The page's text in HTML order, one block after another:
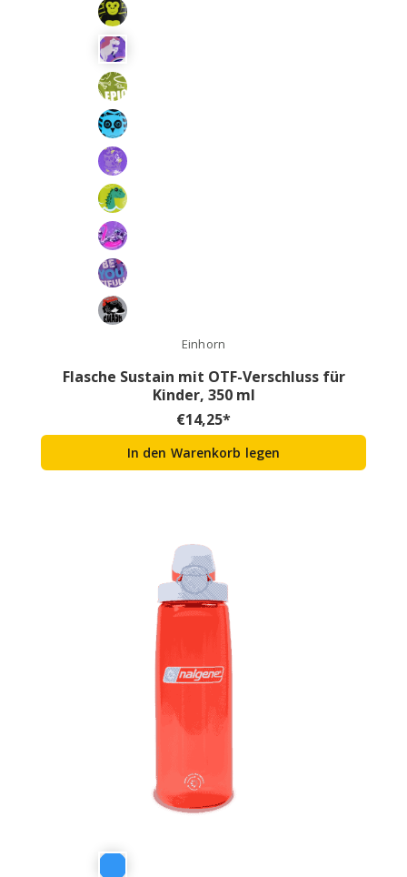
Einhorn
Flasche Sustain mit OTF-Verschluss für
Kinder, 350 ml
€14,25*
In den Warenkorb legen